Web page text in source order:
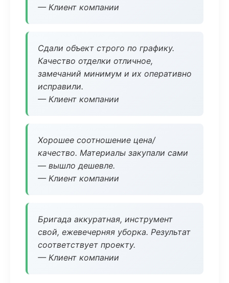
— Клиент компании
Сдали объект строго по графику.
Качество отделки отличное,
замечаний минимум и их оперативно
исправили.
— Клиент компании
Хорошее соотношение цена/
качество. Материалы закупали сами
— вышло дешевле.
— Клиент компании
Бригада аккуратная, инструмент
свой, ежевечерняя уборка. Результат
соответствует проекту.
— Клиент компании